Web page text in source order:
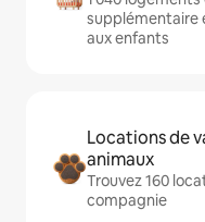
supplémentaire
aux enfants
Locations de
animaux
Trouvez 160
compagnie